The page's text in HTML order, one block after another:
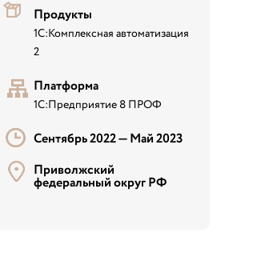
Продукты
1С:Комплексная автоматизация
2
Платформа
1С:Предприятие 8 ПРОФ
Сентябрь 2022 —Май 2023
Приволжский
федеральный округ РФ